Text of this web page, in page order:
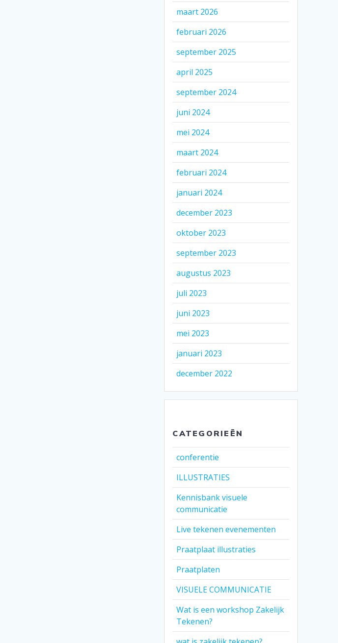
maart 2026
februari 2026
september 2025
april 2025
september 2024
juni 2024
mei 2024
maart 2024
februari 2024
januari 2024
december 2023
oktober 2023
september 2023
augustus 2023
juli 2023
juni 2023
mei 2023
januari 2023
december 2022
CATEGORIEËN
conferentie
ILLUSTRATIES
Kennisbank visuele
communicatie
Live tekenen evenementen
Praatplaat illustraties
Praatplaten
VISUELE COMMUNICATIE
Wat is een workshop Zakelijk
Tekenen?